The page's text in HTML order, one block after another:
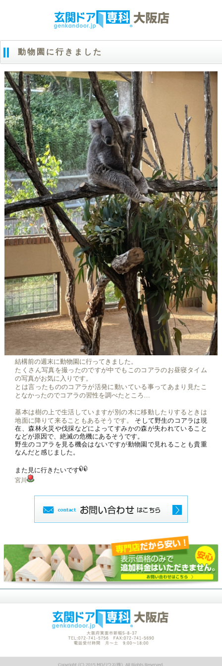
動物園に行きました
結構前の週末に動物園に行ってきました。
たくさん写真を撮ったのですが中でもこのコアラのお昼寝タイム
の写真がお気に入りです。
とは言ったもののコアラが活発に動いている事ってあまり見たこ
となかったのでコアラの習性を調べたところ…
基本は樹の上で生活していますが別の木に移動したりするときは
地面に降りて来ることもあるそうです。
そして野生のコアラは現
在、森林火災や伐採などによってすみかの森が失われていること
などが原因で、絶滅の危機にあるそうです。
野生のコアラを見る機会はないですが動物園で見れることも貴重
なんだと感じました。
また見に行きたいです
宮川